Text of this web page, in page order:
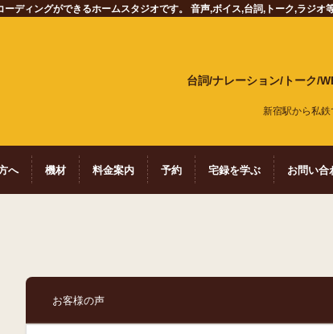
ディングができるホームスタジオです。 音声,ボイス,台詞,トーク,ラジオ
台詞/ナレーション/トーク/
新宿駅から私
へ 機材 料金案内 予約 宅録を学ぶ お問い合
お客様の声